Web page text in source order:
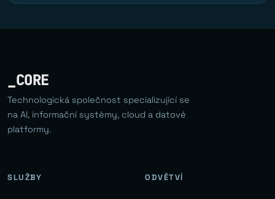
_CORE
Technologická společnost specializující se
na AI, informační systémy, cloud a datové
platformy.
SLUŽBY ODVĚTVÍ